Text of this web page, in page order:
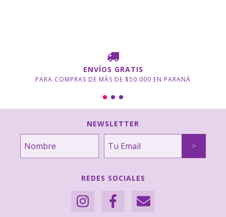
ENVÍOS GRATIS
PARA COMPRAS DE MÁS DE $50.000 EN PARANÁ
NEWSLETTER
REDES SOCIALES